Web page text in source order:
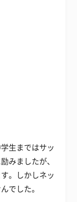
生まではサッ
みましたが、
。しかしネッ
でした。